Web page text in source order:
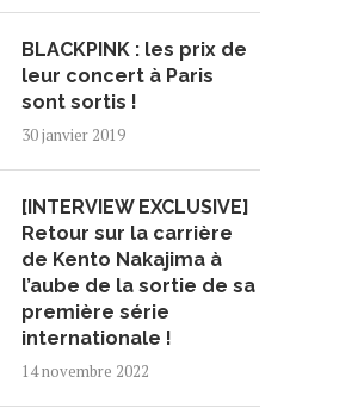
BLACKPINK : les prix de
leur concert à Paris
sont sortis !
30 janvier 2019
[INTERVIEW EXCLUSIVE]
Retour sur la carrière
de Kento Nakajima à
l’aube de la sortie de sa
première série
internationale !
14 novembre 2022